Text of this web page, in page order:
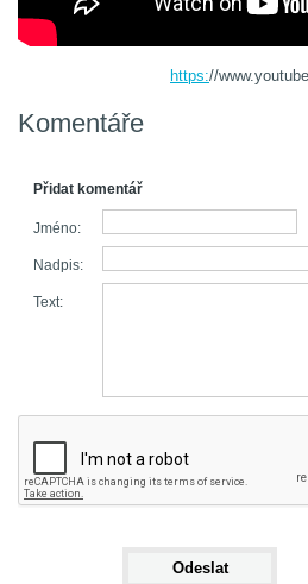
https://
Komentáře
Přidat komentář
Jméno:
Nadpis:
Text: